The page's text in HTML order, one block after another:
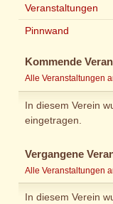
Veranstaltungen
Pinnwand
Kommende
Alle Veranstaltungen
In diesem Verein
eingetragen.
Vergangene
Alle Veranstaltungen
In diesem Verein